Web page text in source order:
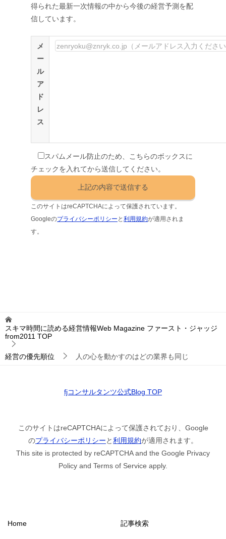
得られた最新一次情報の中から今後の経営予測を配
信しています。
メ
ー
ル
ア
ド
レ
ス
スパムメール防止のため、こちらのボックスに
チェックを入れてから送信してください。
このサイトはreCAPTCHAによって保護されています。
Googleのプライバシーポリシー と利用規約が適用されま
す。
スキマ時間に読める経営情報Web Magazine ファースト・ジャッジ
from2011 TOP
経営の優先順位 人の心を動かすのはどの業界も同じ
fjコンサルタンツ公式Blog TOP
このサイトはreCAPTCHAによって保護されており、Google
のプライバシーポリシーと利用規約が適用されます。
This site is protected by reCAPTCHA and the Google Privacy
Policy and Terms of Service apply.
Home 記事検索